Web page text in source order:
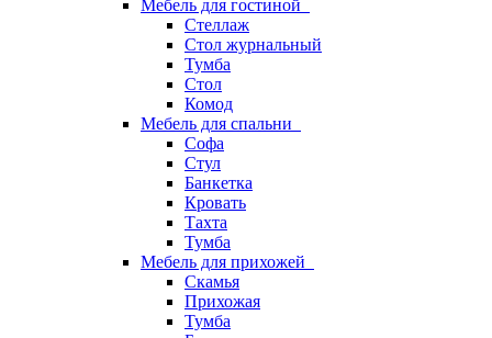
Мебель для гостиной
Стеллаж
Стол журнальный
Тумба
Стол
Комод
Мебель для спальни
Софа
Стул
Банкетка
Кровать
Тахта
Тумба
Мебель для прихожей
Скамья
Прихожая
Тумба